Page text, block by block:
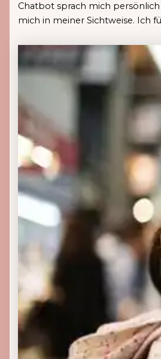
Chatbot sprach mich
mich in meiner Sichtweise. Ich